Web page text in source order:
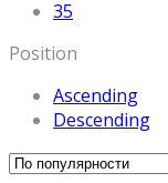
35
Position
Ascending
Descending